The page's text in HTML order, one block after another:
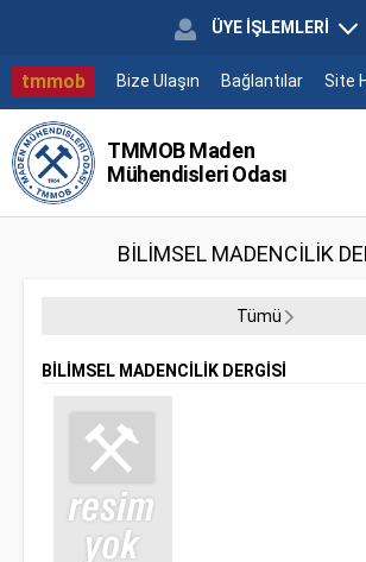
ÜYE İŞLEMLERİ
tmmob Bize Ulaşın Bağlantılar Site
TMMOB Maden
Mühendisleri Odası
BİLİMSEL MADENCİLİK
Tümü
BİLİMSEL MADENCİLİK DERGİSİ